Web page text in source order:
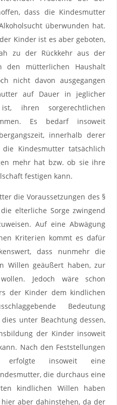
dass die Kindesmutter
überwunden hat.
Kinder ist es aber geboten,
zu der Rückkehr aus der
den mütterlichen Haushalt
nicht davon ausgegangen
auf Dauer in jeglicher
ihren sorgerechtlichen
Es bedarf insoweit
innerhalb derer
Kindesmutter tatsächlich
mehr hat bzw. ob sie ihre
festigen kann.
die Voraussetzungen des §
elterliche Sorge zwingend
Auf eine Abwägung
Kriterien kommt es dafür
dass nunmehr die
Willen geäußert haben, zur
Jedoch wäre schon
der Kinder dem kindlichen
Bedeutung
unter Beachtung dessen,
der Kinder insoweit
Nach den Feststellungen
erfolgte insoweit eine
die durchaus eine
kindlichen Willen haben
aber dahinstehen, da der